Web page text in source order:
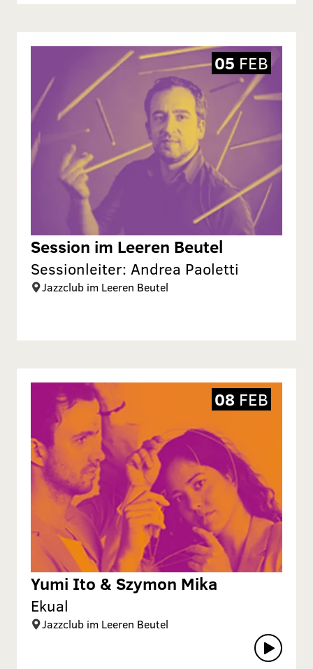
Session im Leeren Beutel
Sessionleiter: Andrea Paoletti
Jazzclub im Leeren Beutel
05 FEB
Yumi Ito & Szymon Mika
Ekual
Jazzclub im Leeren Beutel
08 FEB